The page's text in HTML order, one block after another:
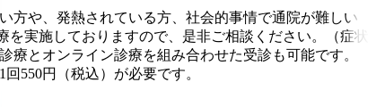
方や、発熱されている方、社会的事情で通院が難しい
実施しておりますので、是非ご相談ください。（症状
とオンライン診療を組み合わせた受診も可能です。
550円（税込）が必要です。